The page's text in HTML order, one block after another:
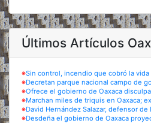
Últimos Artículos
※Sin control, incendio que cobró la
※Decretan parque nacional campo de
※Ofrece el gobierno de Oaxaca
※Marchan miles de triquis en Oaxaca;
※David Hernández Salazar, defensor de
※Desdeña el gobierno de Oaxaca